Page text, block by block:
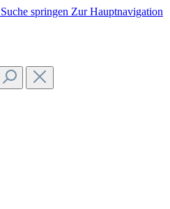
springen Zur Hauptnavigation